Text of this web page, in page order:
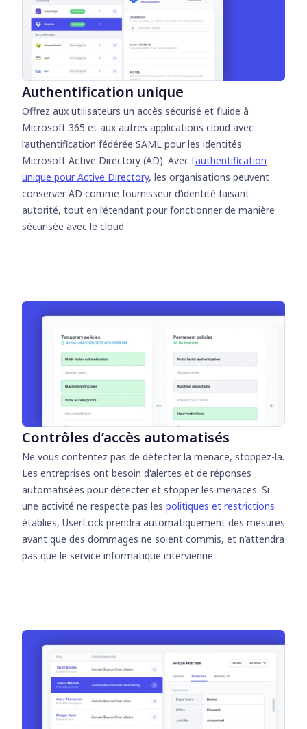
Authentification unique
Offrez aux utilisateurs un accès sécurisé et fluide à
Microsoft 365 et aux autres applications cloud avec
l’authentification fédérée SAML pour les identités
Microsoft Active Directory (AD). Avec l'authentification
unique pour Active Directory, les organisations peuvent
conserver AD comme fournisseur d’identité faisant
autorité, tout en l’étendant pour fonctionner de manière
sécurisée avec le cloud.
Contrôles d’accès automatisés
Ne vous contentez pas de détecter la menace, stoppez-la.
Les entreprises ont besoin d'alertes et de réponses
automatisées pour détecter et stopper les menaces. Si
une activité ne respecte pas les politiques et restrictions
établies, UserLock prendra automatiquement des mesures
avant que des dommages ne soient commis, et n’attendra
pas que le service informatique intervienne.